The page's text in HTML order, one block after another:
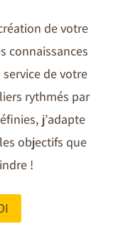
de votre
connaissances
de votre
rythmés par
j’adapte
objectifs que
!